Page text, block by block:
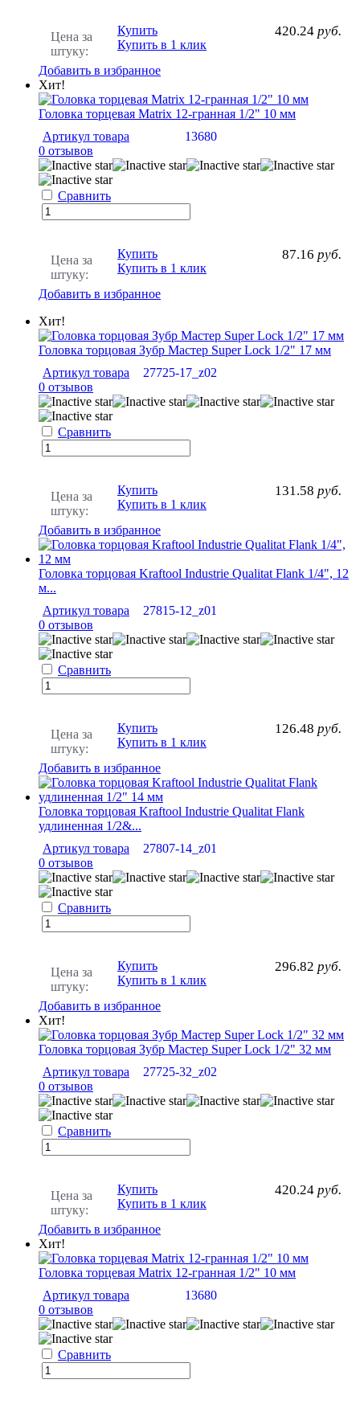
Цена за
штуку:
420.24 руб.
Купить
Купить в 1 клик
Добавить в избранное
Хит!
Головка торцевая Matrix 12-гранная 1/2" 10 мм
Артикул товара
13680
0 отзывов
Сравнить
Цена за
штуку:
87.16 руб.
Купить
Купить в 1 клик
Добавить в избранное
Хит!
Головка торцовая Зубр Мастер Super Lock 1/2" 17 мм
Артикул товара
27725-17_z02
0 отзывов
Сравнить
Цена за
штуку:
131.58 руб.
Купить
Купить в 1 клик
Добавить в избранное
Головка торцовая Kraftool Industrie Qualitat Flank 1/4", 12
м...
Артикул товара
27815-12_z01
0 отзывов
Сравнить
Цена за
штуку:
126.48 руб.
Купить
Купить в 1 клик
Добавить в избранное
Головка торцовая Kraftool Industrie Qualitat Flank
удлиненная 1/2&...
Артикул товара
27807-14_z01
0 отзывов
Сравнить
Цена за
штуку:
296.82 руб.
Купить
Купить в 1 клик
Добавить в избранное
Хит!
Головка торцовая Зубр Мастер Super Lock 1/2" 32 мм
Артикул товара
27725-32_z02
0 отзывов
Сравнить
Цена за
штуку:
420.24 руб.
Купить
Купить в 1 клик
Добавить в избранное
Хит!
Головка торцевая Matrix 12-гранная 1/2" 10 мм
Артикул товара
13680
0 отзывов
Сравнить